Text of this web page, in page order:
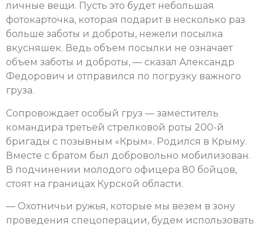
личные вещи. Пусть это будет небольшая
фотокарточка, которая подарит в несколько раз
больше заботы и доброты, нежели посылка
вкусняшек. Ведь объем посылки не означает
объем заботы и доброты, — сказал Александр
Федорович и отправился по погрузку важного
груза.
Сопровождает особый груз — заместитель
командира третьей стрелковой роты 200-й
бригады с позывным «Крым». Родился в Крыму.
Вместе с братом был добровольно мобилизован.
В подчинении молодого офицера 80 бойцов,
стоят на границах Курской области.
— Охотничьи ружья, которые мы везем в зону
проведения спецоперации, будем использовать